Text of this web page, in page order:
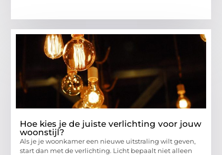
Hoe kies je de juiste verlichting voor jouw
woonstijl?
Als je je woonkamer een nieuwe uitstraling wilt geven,
start dan met de verlichting. Licht bepaalt niet alleen